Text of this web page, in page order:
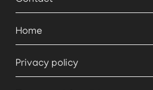
Home
Privacy policy